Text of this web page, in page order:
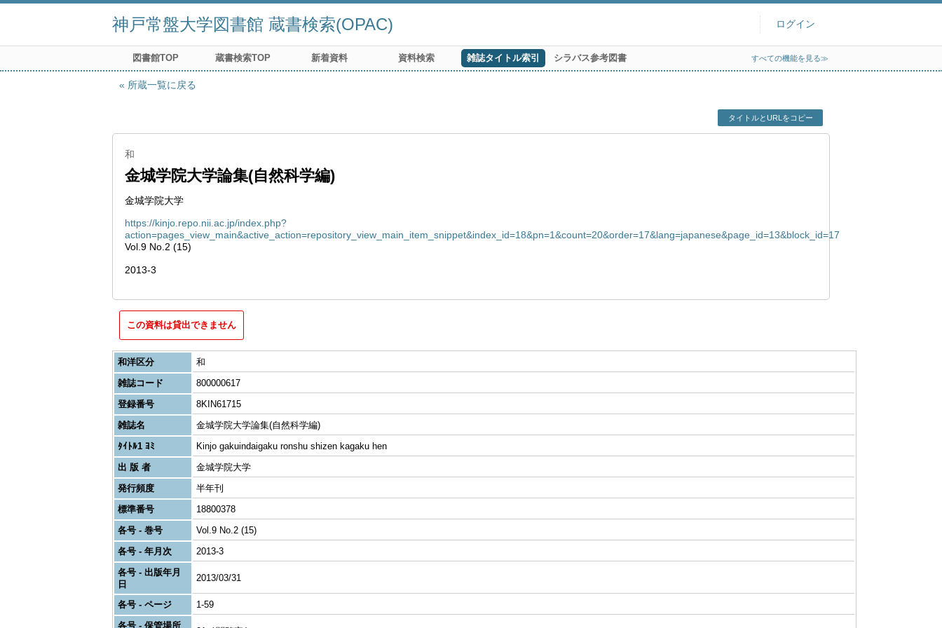
神戸常盤大学図書館 蔵書検索(OPAC) ログイン
図書館TOP 蔵書検索TOP 新着資料 資料検索 雑誌タイトル索引 シラバス参考図書 すべての機能を見る≫
所蔵一覧に戻る
タイトルとURLをコピー
和
金城学院大学論集(自然科学編)
金城学院大学
https://kinjo.repo.nii.ac.jp/index.php?
action=pages_view_main&active_action=repository_view_main_item_snippet&index_id=18&pn=1&count=20&order=17&lang=japanese&page_id=13&block_id=17
Vol.9 No.2 (15)
2013-3
この資料は貸出できません
和洋区分
和
雑誌コード
800000617
登録番号
8KIN61715
雑誌名
金城学院大学論集(自然科学編)
ﾀｲﾄﾙ1 ﾖﾐ
Kinjo gakuindaigaku ronshu shizen kagaku hen
出 版 者
金城学院大学
発行頻度
半年刊
標準番号
18800378
各号 - 巻号
Vol.9 No.2 (15)
各号 - 年月次
2013-3
各号 - 出版年月
日
2013/03/31
各号 - ページ
1-59
各号 - 保管場所